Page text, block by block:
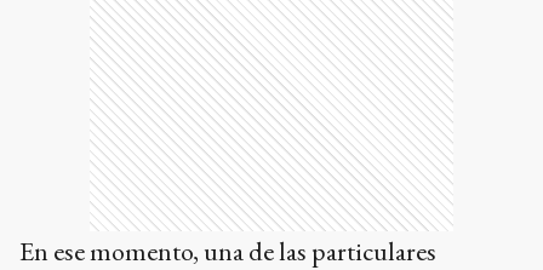
En ese momento, una de las particulares